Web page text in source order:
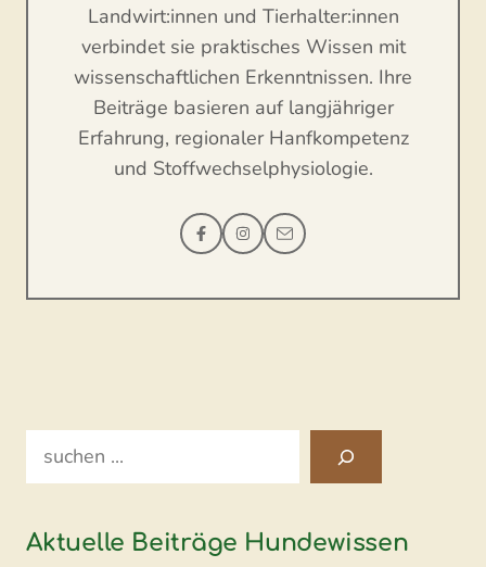
Landwirt:innen und Tierhalter:innen
verbindet sie praktisches Wissen mit
wissenschaftlichen Erkenntnissen. Ihre
Beiträge basieren auf langjähriger
Erfahrung, regionaler Hanfkompetenz
und Stoffwechselphysiologie.
Search
Aktuelle Beiträge Hundewissen